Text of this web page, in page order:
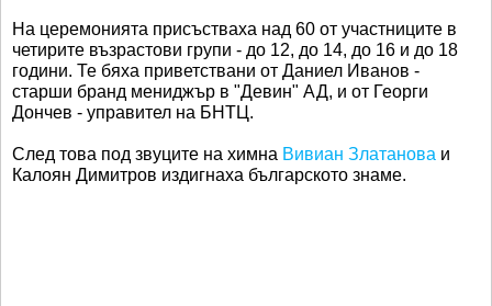
На церемонията присъстваха над 60 от участниците в
четирите възрастови групи - до 12, до 14, до 16 и до 18
години. Те бяха приветствани от Даниел Иванов -
старши бранд мениджър в "Девин" АД, и от Георги
Дончев - управител на БНТЦ.
След това под звуците на химна Вивиан Златанова и
Калоян Димитров издигнаха българското знаме.